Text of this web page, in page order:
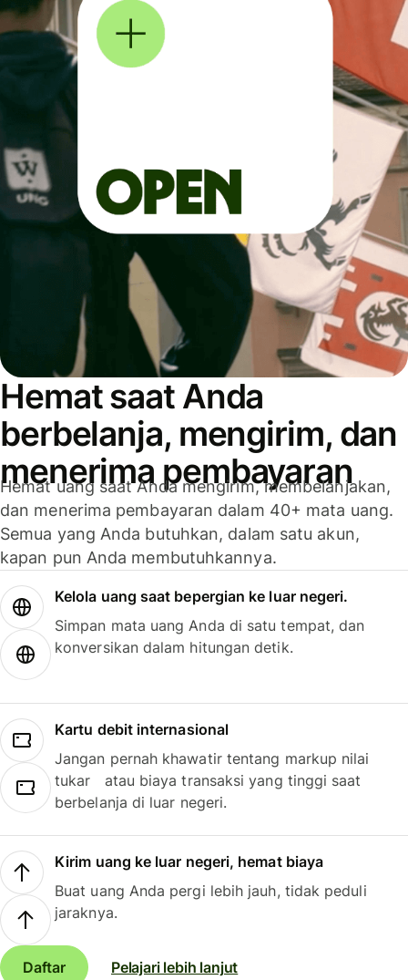
Hemat saat Anda
berbelanja, mengirim, dan
menerima pembayaran
Hemat uang saat Anda mengirim, membelanjakan,
dan menerima pembayaran dalam 40+ mata uang.
Semua yang Anda butuhkan, dalam satu akun,
kapan pun Anda membutuhkannya.
Kelola uang saat bepergian ke luar negeri.
Simpan mata uang Anda di satu tempat, dan
konversikan dalam hitungan detik.
Kartu debit internasional
Jangan pernah khawatir tentang markup nilai
tukar atau biaya transaksi yang tinggi saat
berbelanja di luar negeri.
Kirim uang ke luar negeri, hemat biaya
Buat uang Anda pergi lebih jauh, tidak peduli
jaraknya.
Daftar Pelajari lebih lanjut